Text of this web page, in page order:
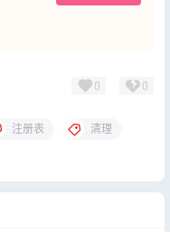
0 0
注册表 清理